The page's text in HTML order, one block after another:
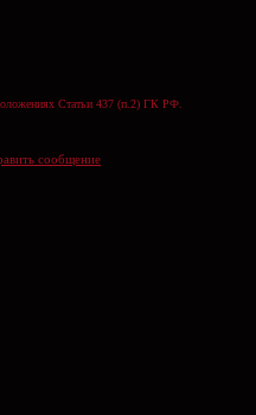
Статьи 437 (п.2) ГК РФ.
сообщение